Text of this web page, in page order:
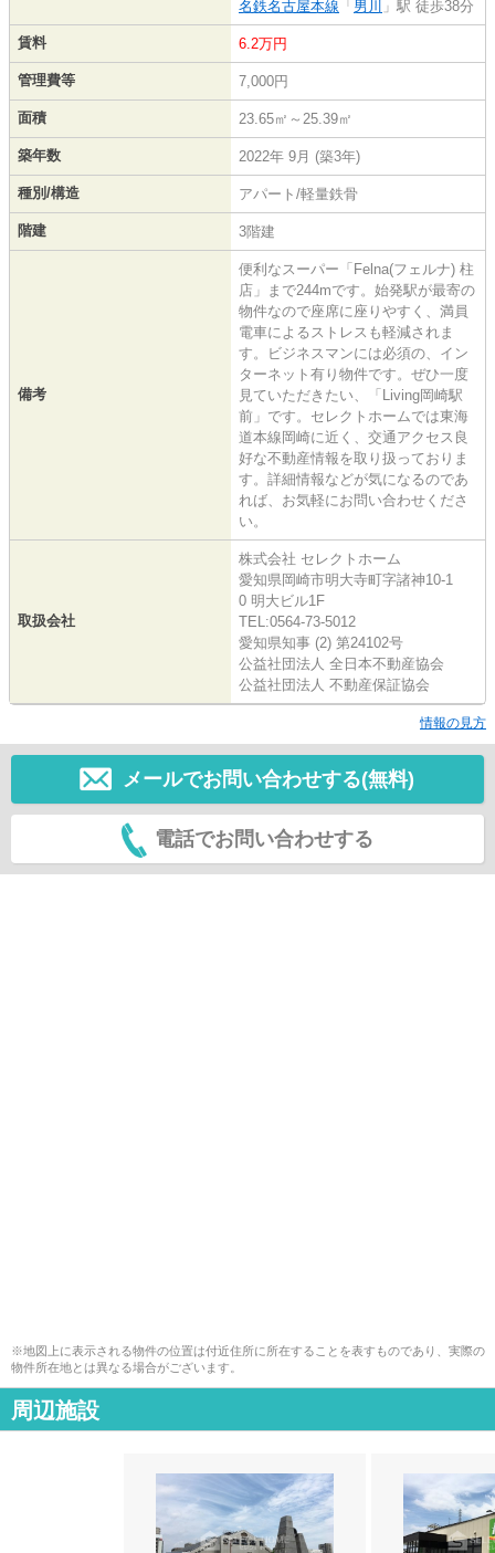
名鉄名古屋本線 「 男川 」駅 徒歩38分
賃料 6.2万円
管理費等 7,000円
面積 23.65㎡～25.39㎡
築年数 2022年 9月 (築3年)
種別/構造 アパート/軽量鉄骨
階建 3階建
備考
便利なスーパー「Felna(フェルナ) 柱
店」まで244mです。始発駅が最寄の
物件なので座席に座りやすく、満員
電車によるストレスも軽減されま
す。ビジネスマンには必須の、イン
ターネット有り物件です。ぜひ一度
見ていただきたい、「Living岡崎駅
前」です。セレクトホームでは東海
道本線岡崎に近く、交通アクセス良
好な不動産情報を取り扱っておりま
す。詳細情報などが気になるのであ
れば、お気軽にお問い合わせくださ
い。
取扱会社
株式会社 セレクトホーム
愛知県岡崎市明大寺町字諸神10-1
0 明大ビル1F
TEL:0564-73-5012
愛知県知事 (2) 第24102号
公益社団法人 全日本不動産協会
公益社団法人 不動産保証協会
情報の見方
メールでお問い合わせする(無料)
電話でお問い合わせする
※地図上に表示される物件の位置は付近住所に所在することを表すものであり、実際の
物件所在地とは異なる場合がございます。
周辺施設